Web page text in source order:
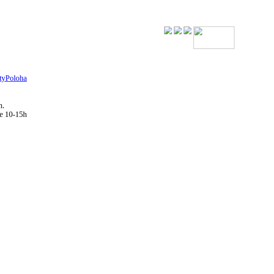
Poloha
10-15h